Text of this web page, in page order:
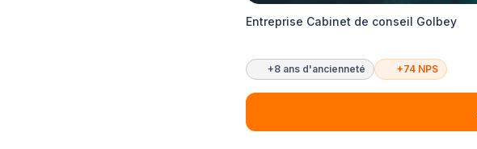
Entreprise Cabinet de conseil Golbey
+8 ans d'ancienneté +74 NPS